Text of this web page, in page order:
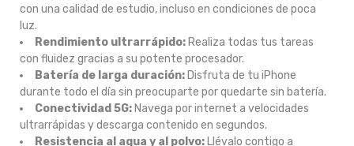
con una calidad de estudio, incluso en condiciones de poca
luz.
Rendimiento ultrarrápido: Realiza todas tus tareas
con fluidez gracias a su potente procesador.
Batería de larga duración: Disfruta de tu iPhone
durante todo el día sin preocuparte por quedarte sin batería.
Conectividad 5G: Navega por internet a velocidades
ultrarrápidas y descarga contenido en segundos.
Resistencia al agua y al polvo: Llévalo contigo a